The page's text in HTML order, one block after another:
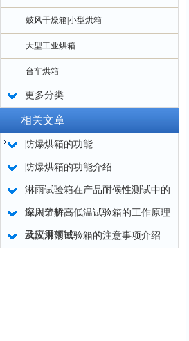
鼓风干燥箱|小型烘箱
大型工业烘箱
台车烘箱
更多分类
相关文章
防爆烘箱的功能
防爆烘箱的功能介绍
淋雨试验箱在产品耐候性测试中的
应用分析
深入了解高低温试验箱的工作原理
及应用领域
武汉淋雨试验箱的注意事项介绍